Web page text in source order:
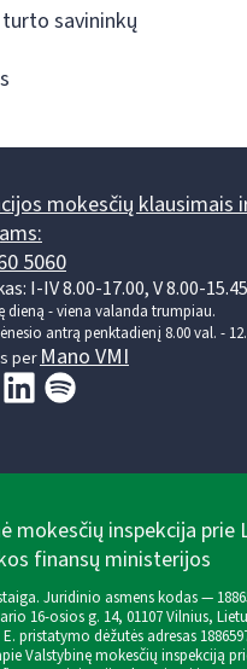
savininkų
mokesčių klausimais
5060
I-IV 8.00-17.00, V 8.00-
dieną - viena valanda trumpiau.
antrą penktadienį 8.00 val. -
perMano VMI
mokesčių inspekcija prie
finansų ministerijos
Juridinio asmens kodas —
16-osios g. 14, 01107 Vilnius,
E. pristatymo dėžutės adresas
Valstybinę mokesčių inspekciją